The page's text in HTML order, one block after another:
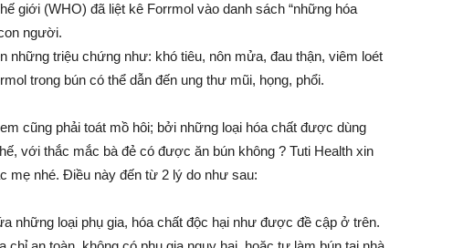
giới (WHO) đã liệt kê Forrmol vào danh sách “những hóa
người.
những triệu chứng như: khó tiêu, nôn mửa, đau thận, viêm loét
trong bún có thể dẫn đến ung thư mũi, họng, phổi.
cũng phải toát mồ hôi; bởi những loại hóa chất được dùng
với thắc mắc bà đẻ có được ăn bún không ? Tuti Health xin
mẹ nhé. Điều này đến từ 2 lý do như sau:
những loại phụ gia, hóa chất độc hại như được đề cập ở trên.